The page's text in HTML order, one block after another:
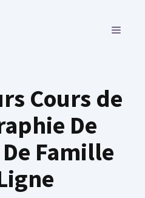
MENU
Cours de
De
Famille